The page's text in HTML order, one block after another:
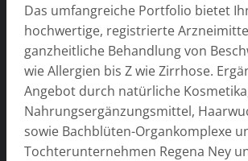
Das umfangreiche Portfolio bietet
hochwertige, registrierte
ganzheitliche Behandlung von
wie Allergien bis Z wie Zirrhose.
Angebot durch natürliche
Nahrungsergänzungsmittel,
sowie Bachblüten-Organkomplexe
Tochterunternehmen Regena Ney